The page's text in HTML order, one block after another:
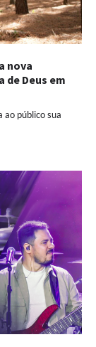
nova
de Deus em
público sua